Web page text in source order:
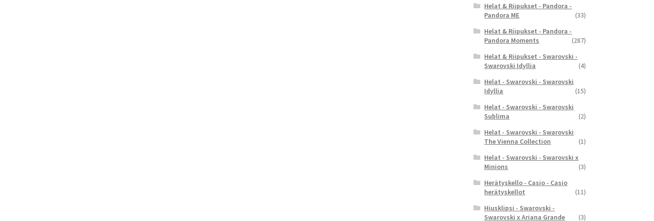
Helat & Riipukset - Pandora -
Pandora ME
(33)
Helat & Riipukset - Pandora -
Pandora Moments
(287)
Helat & Riipukset - Swarovski -
Swarovski Idyllia
(4)
Helat - Swarovski - Swarovski
Idyllia
(15)
Helat - Swarovski - Swarovski
Sublima
(2)
Helat - Swarovski - Swarovski
The Vienna Collection
(1)
Helat - Swarovski - Swarovski x
Minions
(3)
Herätyskello - Casio - Casio
herätyskellot
(11)
Hiusklipsi - Swarovski -
Swarovski x Ariana Grande
(3)